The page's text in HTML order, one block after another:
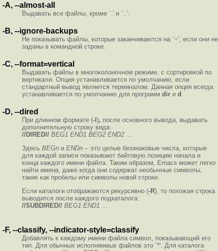
-A, --almost-all
Выдавать все файлы, кроме `.' и `..'.
-B, --ignore-backups
Не показывать файлы, которые заканчиваются на `~', если они не
заданы в командной строке.
-C, --format=vertical
Выдавать файлы в многоколоночном режиме, с сортировкой по
вертикали. Опция устанавливается по умолчанию, если
стандартный вывод является терминалом. Данная опция всегда
устанавливается по умолчанию для программ dir и d
-D, --dired
При длинном формате (-l), после основного вывода, выдавать
дополнительную строку вида:
//DIRED// BEG1 END1 BEG2 END2 ...
Здесь BEGn и ENDn -- это целые беззнаковые числа, которые
для каждой записи показывают байтовую позицию начала и
конца каждого имени файла. Таким образом, Emacs может легко
найти имена, даже когда они содержат необычные символы,
такие как пробелы или символы новой строки.
Если каталоги отображаются рекурсивно (-R), то похожая строка
выводится после каждого подкаталога:
//SUBDIRED// BEG1 END1 ...
-F, --classify, --indicator-style=classify
Добавлять к каждому имени файла символ, показывающий его
тип. Для обычных исполняемых файлов это `*'. Для каталога